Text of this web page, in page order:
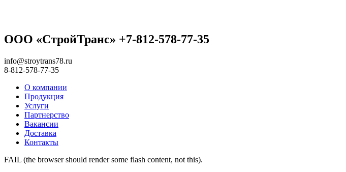
ООО «СтройТранс» +7-812-578-77-35
info@stroytrans78.ru
8-812-578-77-35
О компании
Продукция
Услуги
Партнерство
Вакансии
Доставка
Контакты
FAIL (the browser should render some flash content, not this).